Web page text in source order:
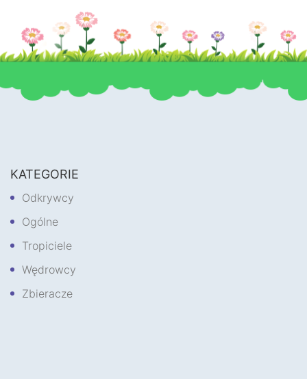
KATEGORIE
Odkrywcy
Ogólne
Tropiciele
Wędrowcy
Zbieracze